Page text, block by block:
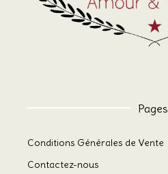
Pages
Conditions Générales de Vente
Contactez-nous